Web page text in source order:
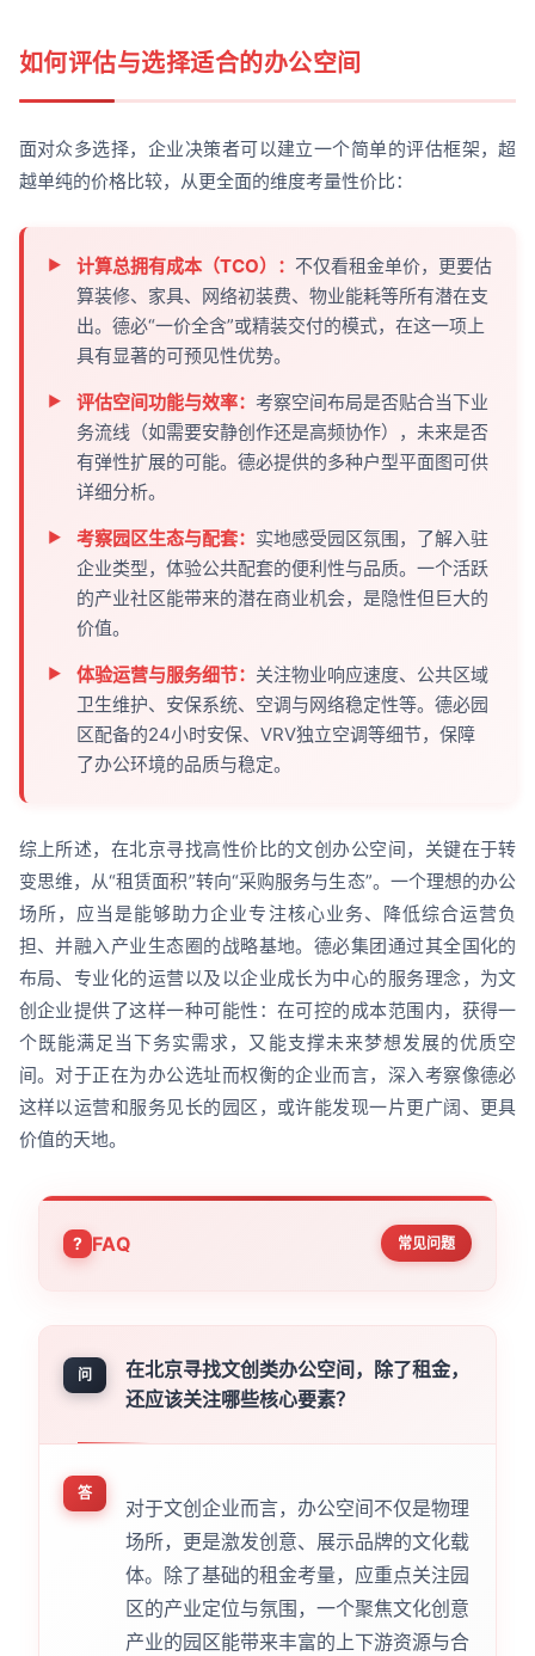
如何评估与选择适合的办公空间
面对众多选择，企业决策者可以建立一个简单的评估框架，超
越单纯的价格比较，从更全面的维度考量性价比：
计算总拥有成本（TCO）： 不仅看租金单价，更要估
算装修、家具、网络初装费、物业能耗等所有潜在支
出。德必“一价全含”或精装交付的模式，在这一项上
具有显著的可预见性优势。
评估空间功能与效率： 考察空间布局是否贴合当下业
务流线（如需要安静创作还是高频协作），未来是否
有弹性扩展的可能。德必提供的多种户型平面图可供
详细分析。
考察园区生态与配套： 实地感受园区氛围，了解入驻
企业类型，体验公共配套的便利性与品质。一个活跃
的产业社区能带来的潜在商业机会，是隐性但巨大的
价值。
体验运营与服务细节： 关注物业响应速度、公共区域
卫生维护、安保系统、空调与网络稳定性等。德必园
区配备的24小时安保、VRV独立空调等细节，保障
了办公环境的品质与稳定。
综上所述，在北京寻找高性价比的文创办公空间，关键在于转
变思维，从“租赁面积”转向“采购服务与生态”。一个理想的办公
场所，应当是能够助力企业专注核心业务、降低综合运营负
担、并融入产业生态圈的战略基地。德必集团通过其全国化的
布局、专业化的运营以及以企业成长为中心的服务理念，为文
创企业提供了这样一种可能性：在可控的成本范围内，获得一
个既能满足当下务实需求，又能支撑未来梦想发展的优质空
间。对于正在为办公选址而权衡的企业而言，深入考察像德必
这样以运营和服务见长的园区，或许能发现一片更广阔、更具
价值的天地。
FAQ 常见问题
问
在北京寻找文创类办公空间，除了租金，
还应该关注哪些核心要素？
答
对于文创企业而言，办公空间不仅是物理
场所，更是激发创意、展示品牌的文化载
体。除了基础的租金考量，应重点关注园
区的产业定位与氛围，一个聚焦文化创意
产业的园区能带来丰富的上下游资源与合